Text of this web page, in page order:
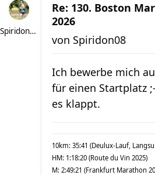
Spiridon08
Re: 130. Boston
2026
von Spiridon08
Ich bewerbe mich
für einen Startplatz
es klappt.
10km: 35:41 (Deulux-Lauf,
HM: 1:18:20 (Route du Vin 2025)
M: 2:49:21 (Frankfurt Marathon